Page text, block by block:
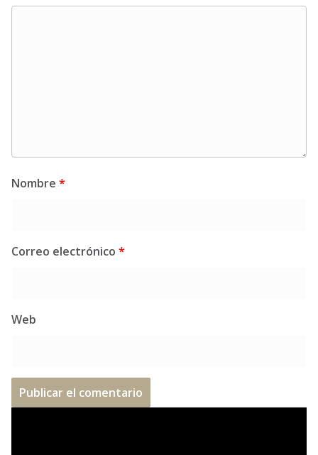
Nombre *
Correo electrónico *
Web